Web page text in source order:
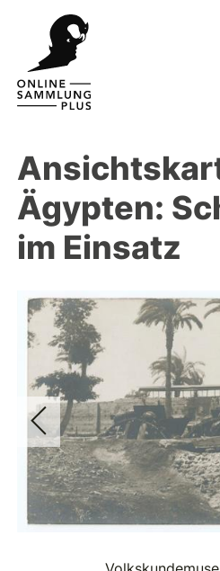
Ägypten:
im Einsatz